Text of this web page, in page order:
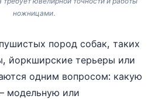
ножницами.
пород собак, таких
йоркширские терьеры или
одним вопросом: какую
модельную или